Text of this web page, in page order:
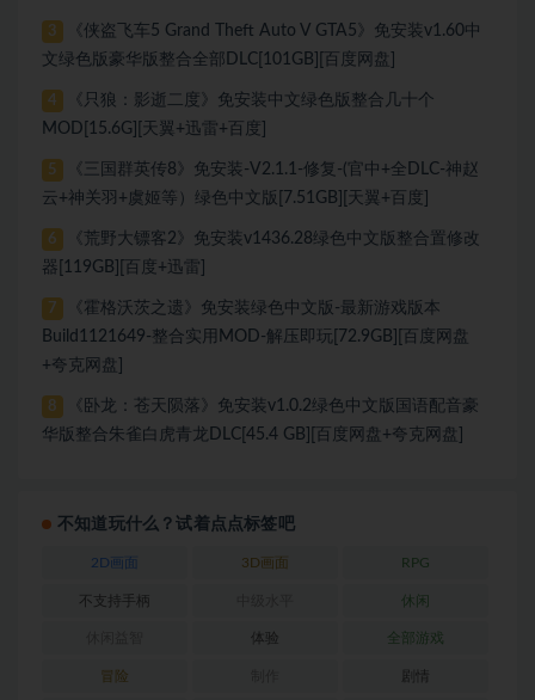
3
《侠盗飞车5 Grand Theft Auto V GTA5》免安装v1.60中
文绿色版豪华版整合全部DLC[101GB][百度网盘]
4
《只狼：影逝二度》免安装中文绿色版整合几十个
MOD[15.6G][天翼+迅雷+百度]
5
《三国群英传8》免安装-V2.1.1-修复-(官中+全DLC-神赵
云+神关羽+虞姬等）绿色中文版[7.51GB][天翼+百度]
6
《荒野大镖客2》免安装v1436.28绿色中文版整合置修改
器[119GB][百度+迅雷]
7
《霍格沃茨之遗》免安装绿色中文版-最新游戏版本
Build1121649-整合实用MOD-解压即玩[72.9GB][百度网盘
+夸克网盘]
8
《卧龙：苍天陨落》免安装v1.0.2绿色中文版国语配音豪
华版整合朱雀白虎青龙DLC[45.4 GB][百度网盘+夸克网盘]
不知道玩什么？试着点点标签吧
2D画面 3D画面 RPG
不支持手柄 休闲
体验 全部游戏
冒险 剧情